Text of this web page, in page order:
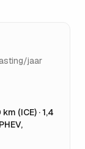
jaar
(ICE) · 1,4